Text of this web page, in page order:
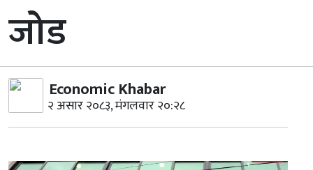
जोड
Economic Khabar
२ असार २०८३, मंगलवार २०:२८